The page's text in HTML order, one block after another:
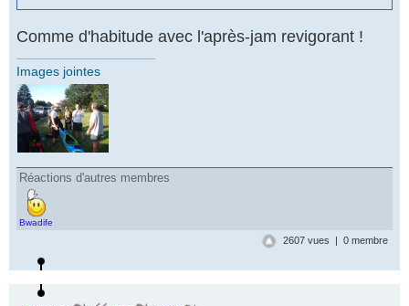
Comme d'habitude avec l'après-jam revigorant !
Images jointes
Réactions d'autres membres
Bwadife
2607 vues | 0 membre